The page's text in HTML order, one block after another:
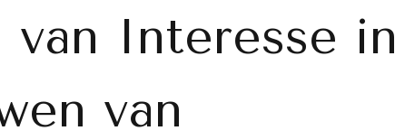
van Interesse in
van